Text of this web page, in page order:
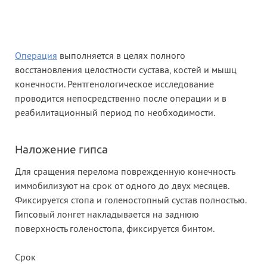
Операция выполняется в целях полного
восстановления целостности сустава, костей и мышц
конечности. Рентгенологическое исследование
проводится непосредственно после операции и в
реабилитационный период по необходимости.
Наложение гипса
Для сращения перелома поврежденную конечность
иммобилизуют на срок от одного до двух месяцев.
Фиксируется стопа и голеностопный сустав полностью.
Гипсовый лонгет накладывается на заднюю
поверхность голеностопа, фиксируется бинтом.
Срок